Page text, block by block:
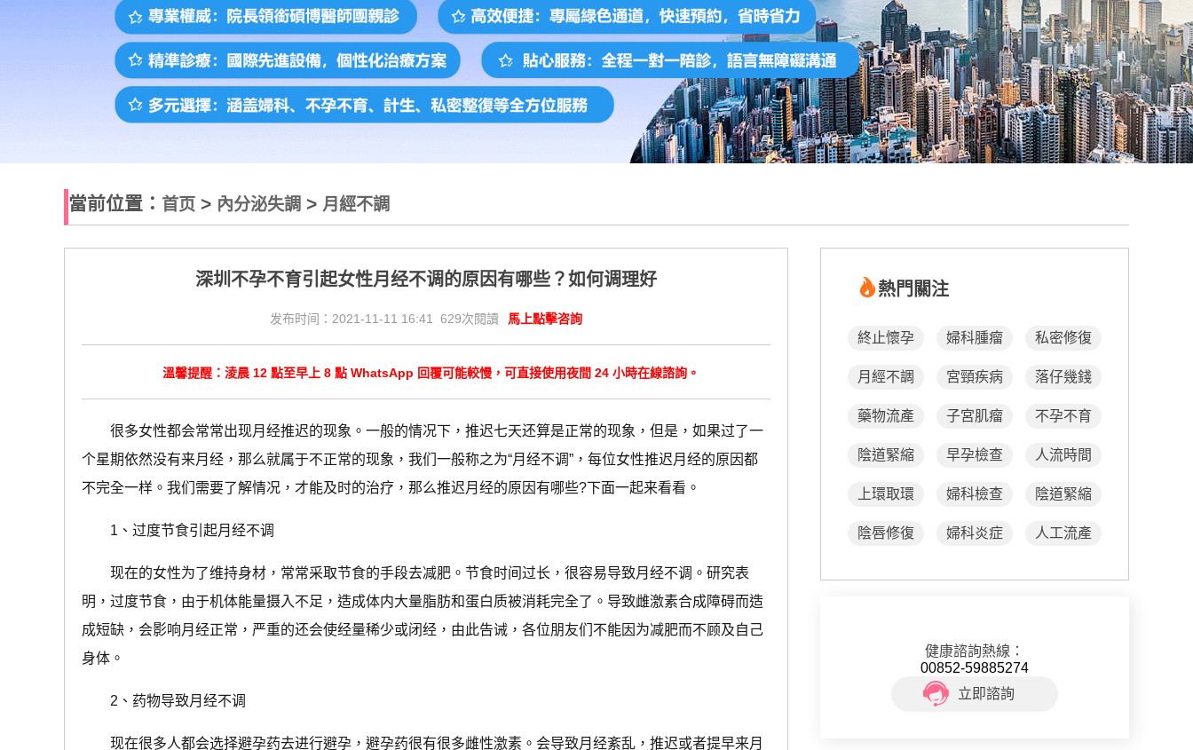
當前位置： 首页 > 內分泌失調 > 月經不調
深圳不孕不育引起女性月经不调的原因有哪些？如何调理好
发布时间：2021-11-11 16:41 629次閱讀 馬上點擊咨詢
溫馨提醒：淩晨 12 點至早上 8 點 WhatsApp 回覆可能較慢，可直接使用夜間 24 小時在線諮詢。
很多女性都会常常出现月经推迟的现象。一般的情况下，推迟七天还算是正常的现象，但是，如果过了一
个星期依然没有来月经，那么就属于不正常的现象，我们一般称之为“月经不调”，每位女性推迟月经的原因都
不完全一样。我们需要了解情况，才能及时的治疗，那么推迟月经的原因有哪些?下面一起来看看。
1、过度节食引起月经不调
现在的女性为了维持身材，常常采取节食的手段去减肥。节食时间过长，很容易导致月经不调。研究表
明，过度节食，由于机体能量摄入不足，造成体内大量脂肪和蛋白质被消耗完全了。导致雌激素合成障碍而造
成短缺，会影响月经正常，严重的还会使经量稀少或闭经，由此告诫，各位朋友们不能因为减肥而不顾及自己
身体。
2、药物导致月经不调
现在很多人都会选择避孕药去进行避孕，避孕药很有很多雌性激素。会导致月经紊乱，推迟或者提早来月
熱門關注
終止懷孕 婦科腫瘤 私密修復
月經不調 宮頸疾病 落仔幾錢
藥物流產 子宮肌瘤 不孕不育
陰道緊縮 早孕檢查 人流時間
上環取環 婦科檢查 陰道緊縮
陰唇修復 婦科炎症 人工流產
健康諮詢熱線：
00852-59885274
立即諮詢